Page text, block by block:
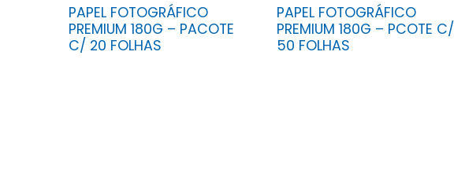
PAPEL FOTOGRÁFICO
PREMIUM 180G – PACOTE
C/ 20 FOLHAS
PAPEL FOTOGRÁFICO
PREMIUM 180G – PCOTE C/
50 FOLHAS